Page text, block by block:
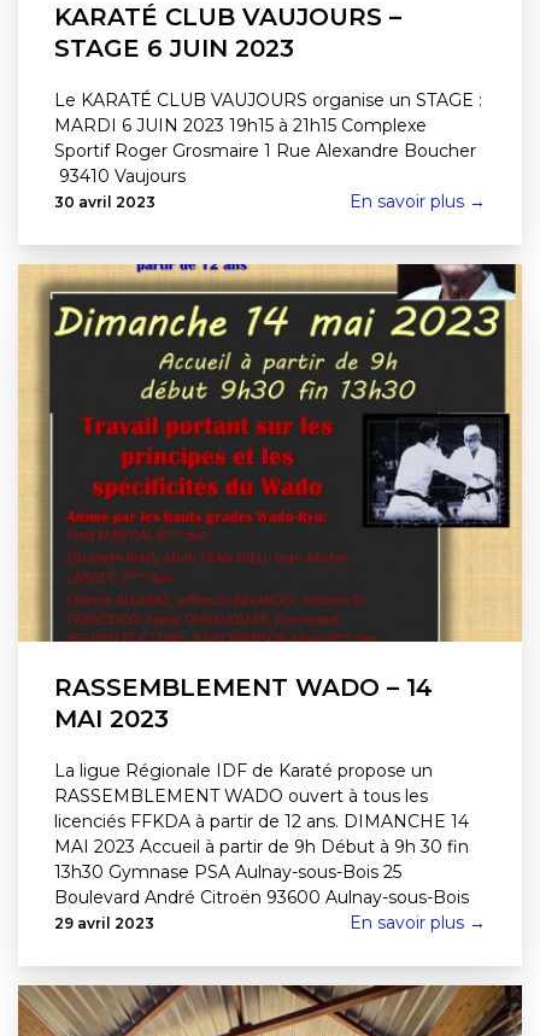
KARATÉ CLUB VAUJOURS –
STAGE 6 JUIN 2023
Le KARATÉ CLUB VAUJOURS organise un STAGE :
MARDI 6 JUIN 2023 19h15 à 21h15 Complexe
Sportif Roger Grosmaire 1 Rue Alexandre Boucher
93410 Vaujours
30 avril 2023 En savoir plus →
RASSEMBLEMENT WADO – 14
MAI 2023
La ligue Régionale IDF de Karaté propose un
RASSEMBLEMENT WADO ouvert à tous les
licenciés FFKDA à partir de 12 ans. DIMANCHE 14
MAI 2023 Accueil à partir de 9h Début à 9h 30 fin
13h30 Gymnase PSA Aulnay-sous-Bois 25
Boulevard André Citroën 93600 Aulnay-sous-Bois
29 avril 2023 En savoir plus →